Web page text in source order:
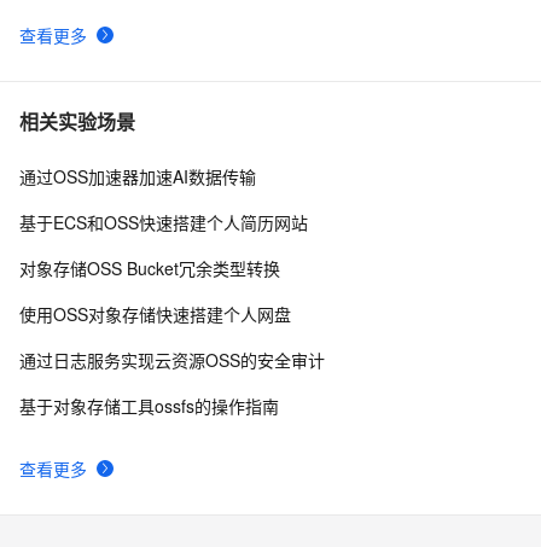
查看更多
相关实验场景
查看更多
通过OSS加速器加速AI数据传输
基于ECS和OSS快速搭建个人简历网站
对象存储OSS Bucket冗余类型转换
使用OSS对象存储快速搭建个人网盘
通过日志服务实现云资源OSS的安全审计
基于对象存储工具ossfs的操作指南